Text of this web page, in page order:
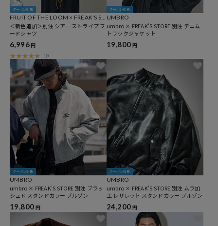
クーポン対象
FRUIT OF THE LOOM × FREAK'S ST
ORE
＜新色追加＞別注 シアー ストライプ フ
ードシャツ
6,996円
10
クーポン対象
UMBRO
umbro × FREAK'S STORE 別注 デニム
トラックジャケット
19,800 円
クーポン対象
UMBRO
umbro × FREAK'S STORE 別注 ブラッ
シュド スタンドカラー ブルゾン
19,800 円
クーポン対象
UMBRO
umbro × FREAK'S STORE 別注 ムラ加
工 レザレット スタンドカラー ブルゾン
24,200 円